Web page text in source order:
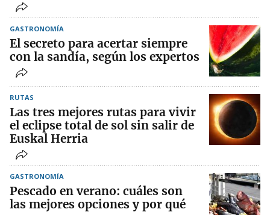
GASTRONOMÍA
El secreto para acertar siempre
con la sandía, según los expertos
RUTAS
Las tres mejores rutas para vivir
el eclipse total de sol sin salir de
Euskal Herria
GASTRONOMÍA
Pescado en verano: cuáles son
las mejores opciones y por qué